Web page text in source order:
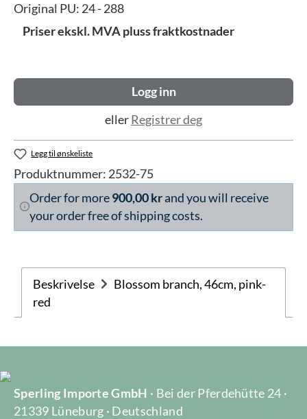
Original PU: 24 - 288
Priser ekskl. MVA pluss fraktkostnader
Logg inn
ellerRegistrer deg
Legg til ønskeliste
Produktnummer: 2532-75
Order for more900,00 krand you will receive
your order free of shipping costs.
Beskrivelse
Blossom branch, 46cm, pink-
red
Sperling Importe GmbH · Bei der Pferdehütte 24 ·
21339 Lüneburg · Deutschland